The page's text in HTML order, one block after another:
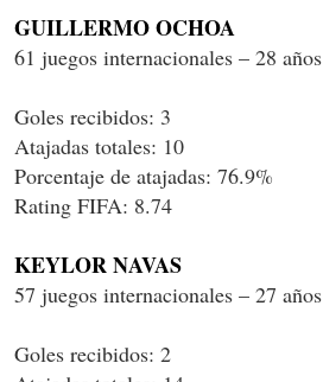
GUILLERMO OCHOA
61 juegos internacionales – 28 años
Goles recibidos: 3
Atajadas totales: 10
Porcentaje de atajadas: 76.9%
Rating FIFA: 8.74
KEYLOR NAVAS
57 juegos internacionales – 27 años
Goles recibidos: 2